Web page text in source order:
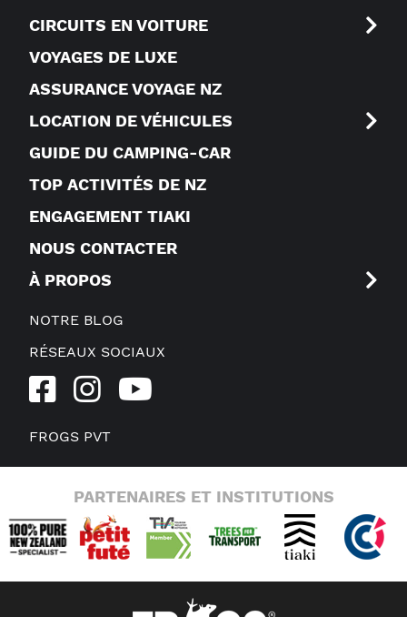
CIRCUITS EN VOITURE
VOYAGES DE LUXE
ASSURANCE VOYAGE NZ
LOCATION DE VÉHICULES
GUIDE DU CAMPING-CAR
TOP ACTIVITÉS DE NZ
ENGAGEMENT TIAKI
NOUS CONTACTER
À PROPOS
NOTRE BLOG
RÉSEAUX SOCIAUX
FROGS PVT
PARTENAIRES ET INSTITUTIONS